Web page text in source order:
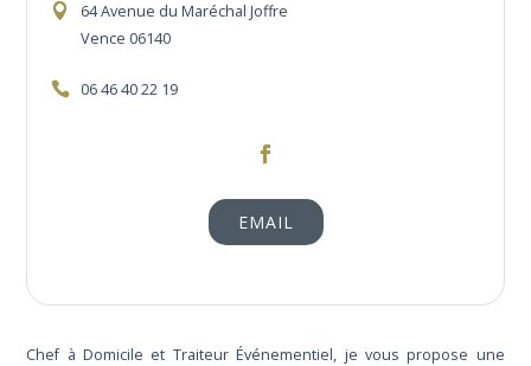
64 Avenue du Maréchal Joffre
Vence 06140
06 46 40 22 19
https://www.facebook.com/
EMAIL
Chef à Domicile et Traiteur Événementiel, je vous propose une